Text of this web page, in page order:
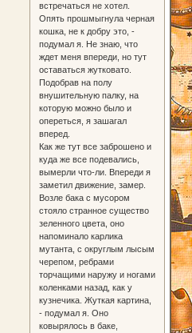
встречаться не хотел.
Опять прошмыгнула черная
кошка, не к добру это, -
подумал я. Не знаю, что
ждет меня впереди, но тут
оставаться жутковато.
Подобрав на полу
внушительную палку, на
которую можно было и
опереться, я зашагал
вперед.
Как же тут все заброшено и
куда же все подевались,
вымерли что-ли. Впереди я
заметил движение, замер.
Возле бака с мусором
стояло странное существо
зеленного цвета, оно
напоминало карлика
мутанта, с округлым лысым
черепом, ребрами
торчащими наружу и ногами
коленками назад, как у
кузнечика. Жуткая картина,
- подумал я. Оно
ковырялось в баке,